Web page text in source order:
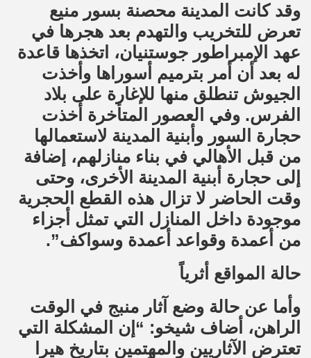
وقد كانت المدينة محصنة بسور منيع
تعرض للتخريب والتهدم بعد هجرها في
عهد الإمبراطور جوستنيان، اتخذها قاعدة
له بعد أن أمر بترميم أسوراها وأخذت
الجيوش تنطلق منها للإغارة على بلاد
الفرس. وفي العصور المتأخرة أخذت
حجارة السور وأبنية المدينة لاستعمالها
من قبل الأهالي في بناء منازلهم، إضافة
إلى حجارة أبنية المدينة الأخرى، وحتى
وقت الحاضر لا تزال هذه القطع الحجرية
موجودة داخل المنازل التي تمثل أجزاء
من أعمدة وقواعد أعمدة وسواكف”.
حالة المواقع أثرياً
وأما عن حالة وضع آثار منبج في الوقت
الراهن، أضاف شيخو: “إن المشكلة التي
تعترض الآثاريين والمهتمين بتاريخ هيرا